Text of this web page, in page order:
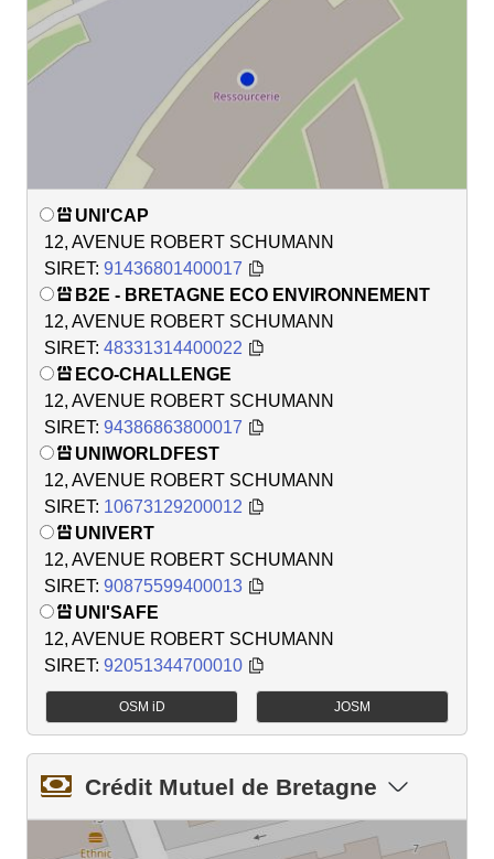
UNI'CAP
12, AVENUE ROBERT SCHUMANN
SIRET: 91436801400017
B2E - BRETAGNE ECO ENVIRONNEMENT
12, AVENUE ROBERT SCHUMANN
SIRET: 48331314400022
ECO-CHALLENGE
12, AVENUE ROBERT SCHUMANN
SIRET: 94386863800017
UNIWORLDFEST
12, AVENUE ROBERT SCHUMANN
SIRET: 10673129200012
UNIVERT
12, AVENUE ROBERT SCHUMANN
SIRET: 90875599400013
UNI'SAFE
12, AVENUE ROBERT SCHUMANN
SIRET: 92051344700010
OSM iD JOSM
Crédit Mutuel de Bretagne